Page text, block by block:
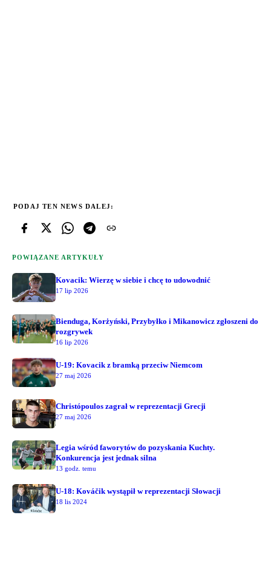
PODAJ TEN NEWS DALEJ:
POWIĄZANE ARTYKUŁY
Kovacik: Wierzę w siebie i chcę to udowodnić
17 lip 2026
Bienduga, Korżyński, Przybyłko i Mikanowicz zgłoszeni do
rozgrywek
16 lip 2026
U-19: Kovacik z bramką przeciw Niemcom
27 maj 2026
Christópoulos zagrał w reprezentacji Grecji
27 maj 2026
Legia wśród faworytów do pozyskania Kuchty.
Konkurencja jest jednak silna
13 godz. temu
U-18: Kováčik wystąpił w reprezentacji Słowacji
18 lis 2024